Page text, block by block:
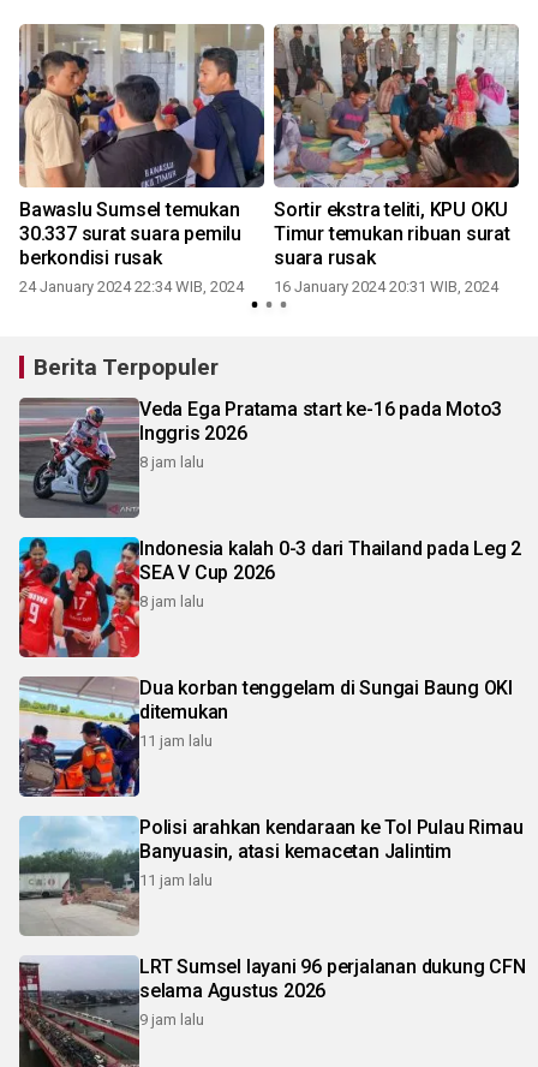
Bawaslu Sumsel temukan
30.337 surat suara pemilu
berkondisi rusak
24 January 2024 22:34 WIB, 2024
Sortir ekstra teliti, KPU OKU
Timur temukan ribuan surat
suara rusak
16 January 2024 20:31 WIB, 2024
Berita Terpopuler
Veda Ega Pratama start ke-16 pada Moto3
Inggris 2026
8 jam lalu
Indonesia kalah 0-3 dari Thailand pada Leg 2
SEA V Cup 2026
8 jam lalu
Dua korban tenggelam di Sungai Baung OKI
ditemukan
11 jam lalu
Polisi arahkan kendaraan ke Tol Pulau Rimau
Banyuasin, atasi kemacetan Jalintim
11 jam lalu
LRT Sumsel layani 96 perjalanan dukung CFN
selama Agustus 2026
9 jam lalu